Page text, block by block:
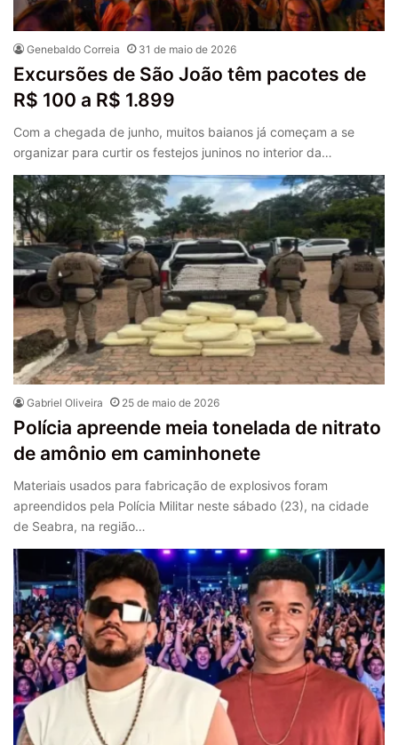
Genebaldo Correia 31 de maio de 2026
Excursões de São João têm pacotes de
R$ 100 a R$ 1.899
Com a chegada de junho, muitos baianos já começam a se
organizar para curtir os festejos juninos no interior da…
Gabriel Oliveira 25 de maio de 2026
Polícia apreende meia tonelada de nitrato
de amônio em caminhonete
Materiais usados para fabricação de explosivos foram
apreendidos pela Polícia Militar neste sábado (23), na cidade
de Seabra, na região…